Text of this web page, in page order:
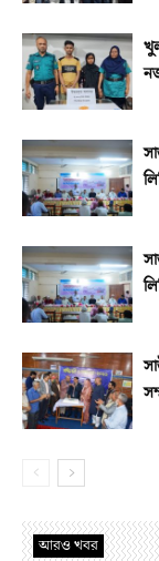
আরও খবর